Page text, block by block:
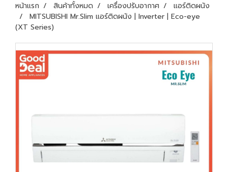
หน้าแรก สินค้าทั้งหมด เครื่องปรับอากาศ
แอร์ติดผนัง
MITSUBISHI Mr.Slim แอร์ติดผนัง | Inverter | Eco-eye
(XT Series)